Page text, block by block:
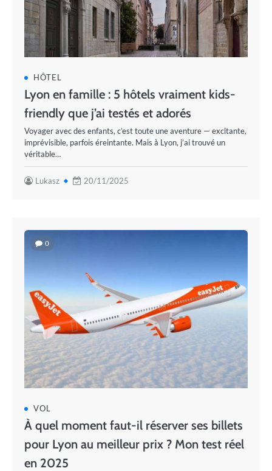
HÔTEL
Lyon en famille : 5 hôtels vraiment kids-
friendly que j’ai testés et adorés
Voyager avec des enfants, c’est toute une aventure — excitante,
imprévisible, parfois éreintante. Mais à Lyon, j’ai trouvé un
véritable…
Lukasz 20/11/2025
0
VOL
À quel moment faut-il réserver ses billets
pour Lyon au meilleur prix ? Mon test réel
en 2025